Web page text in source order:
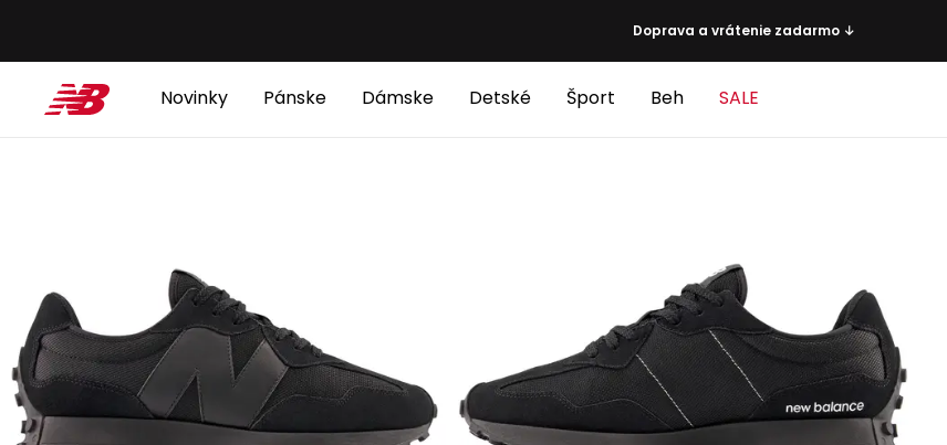
Doprava a vrátenie zadarmo ↓
Novinky Pánske Dámske Detské Šport Beh SALE